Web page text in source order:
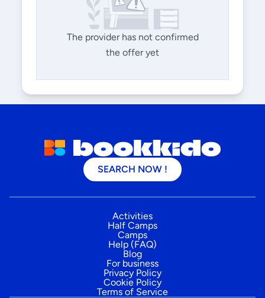
The provider has not confirmed
the offer yet
SEARCH NOW !
Activities
Half Camps
Camps
Help (FAQ)
Blog
For business
Privacy Policy
Cookie Policy
Terms of Service